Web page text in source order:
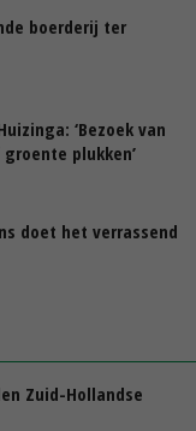
boerderij ter
‘Bezoek van
plukken’
doet het verrassend
Zuid-Hollandse